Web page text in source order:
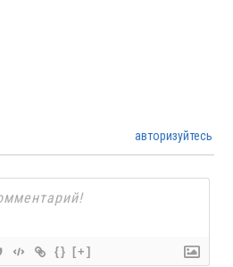
авторизуйтесь
{} [+]